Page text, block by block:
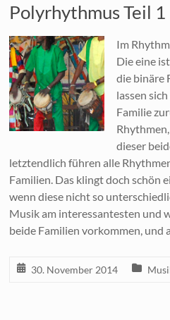
Polyrhythmus Teil 1
Im
Die eine
die binäre
lassen
Familie
dieser
letztendlich führen alle
Familien. Das klingt doch schön
wenn diese nicht so
Musik am interessantesten und
beide Familien vorkommen, und
30. November 2014